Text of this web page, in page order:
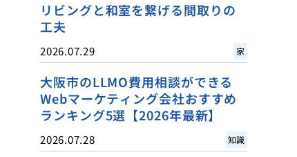
リビングと和室を繋げる間取りの
工夫
2026.07.29 家
大阪市のLLMO費用相談ができる
Webマーケティング会社おすすめ
ランキング5選【2026年最新】
2026.07.28 知識